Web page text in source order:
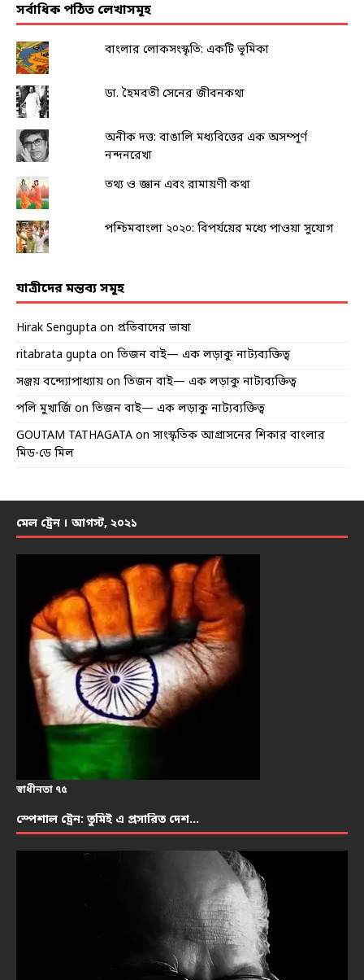
সর্বাধিক পঠিত লেখাসমূহ
বাংলার লোকসংস্কৃতি: একটি ভূমিকা
ডা. হৈমবতী সেনের জীবনকথা
অনীক দত্ত: বাঙালি মধ্যবিত্তের এক অসম্পূর্ণ
নন্দনরেখা
তথ্য ও জ্ঞান এবং রামায়ণী কথা
পশ্চিমবাংলা ২০২০: বিপর্যয়ের মধ্যে পাওয়া সুযোগ
যাত্রীদের মন্তব্য সমূহ
Hirak Sengupta on প্রতিবাদের ভাষা
ritabrata gupta on তিজন বাই— এক লড়াকু নাট্যব্যক্তিত্ব
সঞ্জয় বন্দ্যোপাধ্যায় on তিজন বাই— এক লড়াকু নাট্যব্যক্তিত্ব
পলি মুখার্জি on তিজন বাই— এক লড়াকু নাট্যব্যক্তিত্ব
GOUTAM TATHAGATA on সাংস্কৃতিক আগ্রাসনের শিকার বাংলার
মিড-ডে মিল
মেল ট্রেন । আগস্ট, ২০২১
স্বাধীনতা ৭৫
স্পেশাল ট্রেন: তুমিই এ প্রসারিত দেশ…